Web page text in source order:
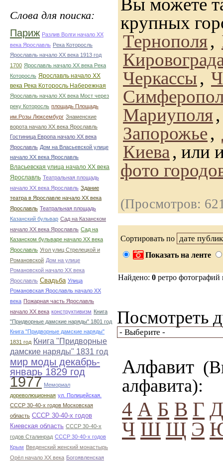
Слова для поиска:
Париж Разлив Волги начало ХХ
века Ярославль Река Которосль
Ярославль начало ХХ века 1913 год
1700 Ярославль начало ХХ века Река
Которосль Ярославль начало ХХ
века Река Которосль Набережная
Ярославль начало ХХ века Мост через
реку Которосль площадь Площадь
им.Розы Люксембург Знаменские
ворота начало ХХ века Ярославль
Гостиница Европа начало ХХ века
Ярославль Дом на Власьевской улице
начало ХХ века Ярославль
Власьевская улица начало ХХ века
Ярославль Театральная площадь
начало ХХ века Ярославль Здание
театра в Ярославле начало ХХ века
Ярославль Театральная площадь
Казанский бульвар Сад на Казанском
начало ХХ века Ярославль Сад на
Казанском бульваре начало ХХ века
Ярославль Угол улиц Стрелецкой и
Романовской Дом на улице
Романовской начало ХХ века
Ярославль Свадьба Улица
Романовская Ярославль начало ХХ
века Пожарная часть Ярославль
начало ХХ века конструктивизм Книга
"Придворные дамские наряды" 1801 год
Книга "Придворные дамские наряды"
1831 год Книга "Придворные
дамские наряды" 1831 год
мир моды декабрь-
январь 1829 год
1977 Мемориал
дореволюционная ул. Полицейская.
СССР 30-40-х годов Московская
область СССР 30-40-х годов
Киевская область СССР 30-40-х
годов Сталинрад СССР 30-40-х годов
Крым Введенский женский монастырь
Орёл начало ХХ века Богоявленская
Вы можете
крупных
Тернополя,
Черкассы,
Мариуполя
Запорожье,
Киева , или
фото
(Просмотров:
Сортировать по
Показать на ленте
Найдено: 0 ретро
Посмотреть
Алфавит
алфавита):
4 А Б В Г Д
Ч Ш Щ Э